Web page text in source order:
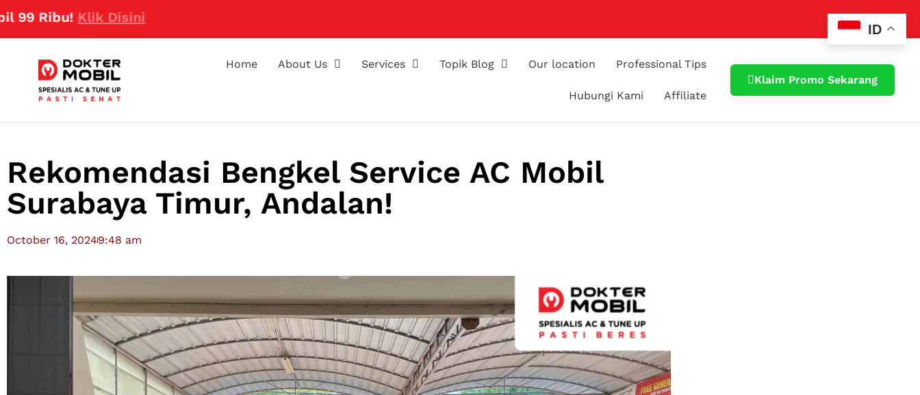
Klik Disini
Home About Us Services Topik Blog Our location Professional Tips
Hubungi Kami Affiliate
Klaim Promo Sekarang
Rekomendasi Bengkel Service AC Mobil
Surabaya Timur, Andalan!
October 16, 20249:48 am
ID